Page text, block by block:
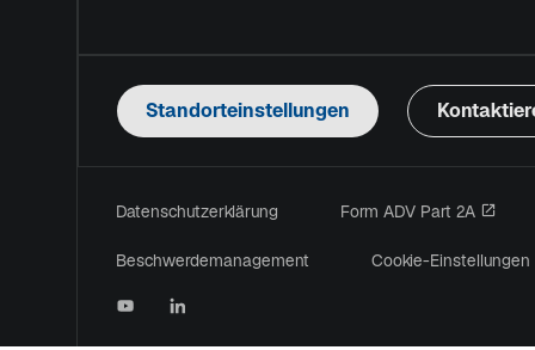
Standorteinstellungen
Datenschutzerklärung Form ADV Part 2A
Beschwerdemanagement Cookie-Einstellungen